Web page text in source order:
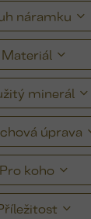
náramku
Materiál
minerál
úprava
Pro koho